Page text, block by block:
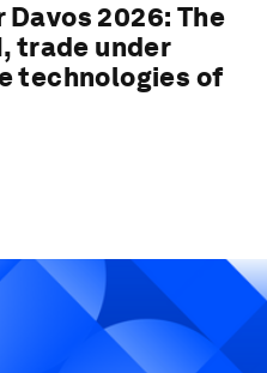
Davos 2026: The
trade under
technologies of